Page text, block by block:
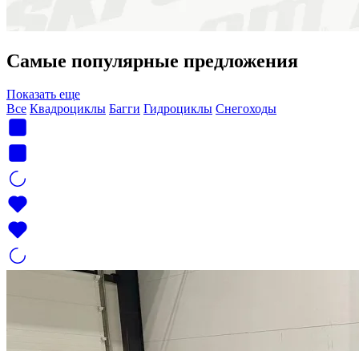
Самые популярные предложения
Показать еще
Все Квадроциклы Багги Гидроциклы Снегоходы